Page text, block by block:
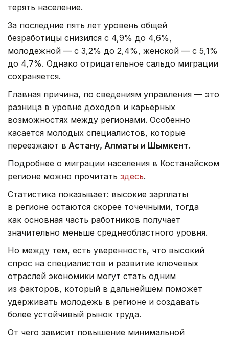
терять население.
За последние пять лет уровень общей
безработицы снизился с 4,9% до 4,6%,
молодежной — с 3,2% до 2,4%, женской — с 5,1%
до 4,7%. Однако отрицательное сальдо миграции
сохраняется.
Главная причина, по сведениям управления — это
разница в уровне доходов и карьерных
возможностях между регионами. Особенно
касается молодых специалистов, которые
переезжают в Астану, Алматы и Шымкент.
Подробнее о миграции населения в Костанайском
регионе можно прочитать здесь.
Статистика показывает: высокие зарплаты
в регионе остаются скорее точечными, тогда
как основная часть работников получает
значительно меньше среднеобластного уровня.
Но между тем, есть уверенность, что высокий
спрос на специалистов и развитие ключевых
отраслей экономики могут стать одним
из факторов, который в дальнейшем поможет
удерживать молодежь в регионе и создавать
более устойчивый рынок труда.
От чего зависит повышение минимальной